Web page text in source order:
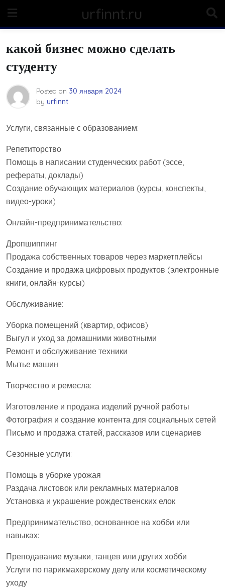
content
urfinnt.ru
какой бизнес можно сделать
студенту
Posted on 30 января 2024
by urfinnt
Услуги, связанные с образованием:
Репетиторство
Помощь в написании студенческих работ (эссе,
рефераты, доклады)
Создание обучающих материалов (курсы, конспекты,
видео-уроки)
Онлайн-предпринимательство:
Дропшиппинг
Продажа собственных товаров через маркетплейсы
Создание и продажа цифровых продуктов (электронные
книги, онлайн-курсы)
Обслуживание:
Уборка помещений (квартир, офисов)
Выгул и уход за домашними животными
Ремонт и обслуживание техники
Мытье машин
Творчество и ремесла:
Изготовление и продажа изделий ручной работы
Фотография и создание контента для социальных сетей
Письмо и продажа статей, рассказов или сценариев
Сезонные услуги:
Помощь в уборке урожая
Раздача листовок или рекламных материалов
Установка и украшение рождественских елок
Предпринимательство, основанное на хобби или
навыках:
Преподавание музыки, танцев или других хобби
Услуги по парикмахерскому делу или косметическому
уходу